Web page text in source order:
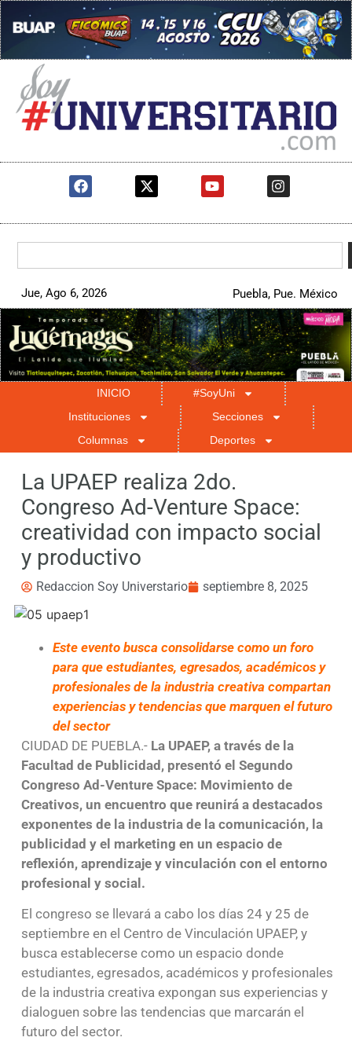
Jue, Ago 6, 2026 Puebla, Pue. México
INICIO
#SoyUni
Instituciones
Secciones
Columnas
Deportes
La UPAEP realiza 2do.
Congreso Ad-Venture Space:
creatividad con impacto social
y productivo
Redaccion Soy Universtario septiembre 8, 2025
Este evento busca consolidarse como un foro
para que estudiantes, egresados, académicos y
profesionales de la industria creativa compartan
experiencias y tendencias que marquen el futuro
del sector
CIUDAD DE PUEBLA.- La UPAEP, a través de la
Facultad de Publicidad, presentó el Segundo
Congreso Ad-Venture Space: Movimiento de
Creativos, un encuentro que reunirá a destacados
exponentes de la industria de la comunicación, la
publicidad y el marketing en un espacio de
reflexión, aprendizaje y vinculación con el entorno
profesional y social.
El congreso se llevará a cabo los días 24 y 25 de
septiembre en el Centro de Vinculación UPAEP, y
busca establecerse como un espacio donde
estudiantes, egresados, académicos y profesionales
de la industria creativa expongan sus experiencias y
dialoguen sobre las tendencias que marcarán el
futuro del sector.